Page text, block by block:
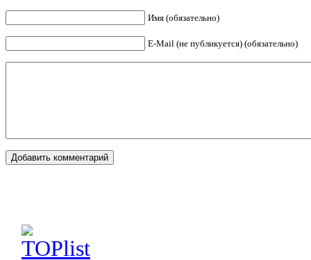
Имя (обязательно)
E-Mail (не публикуется) (обязательно)